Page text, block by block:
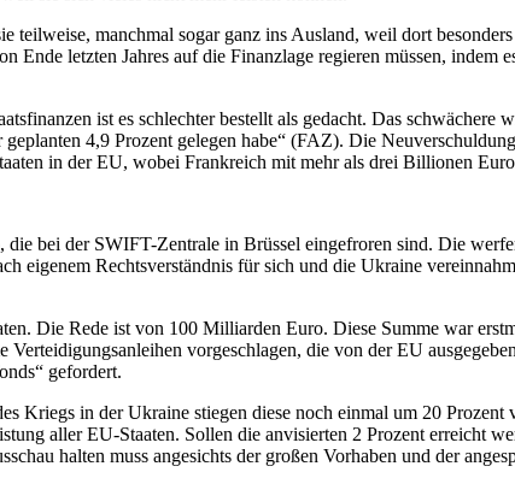
manchmal sogar ganz ins Ausland, weil dort
letzten Jahres auf die Finanzlage regieren müssen, indem
ist es schlechter bestellt als gedacht. Das schwächere
4,9 Prozent gelegen habe“ (FAZ). Die
in der EU, wobei Frankreich mit mehr als drei Billionen
bei der SWIFT-Zentrale in Brüssel eingefroren sind. Die
eigenem Rechtsverständnis für sich und die Ukraine
Die Rede ist von 100 Milliarden Euro. Diese Summe war
vorgeschlagen, die von der EU
gefordert.
Kriegs in der Ukraine stiegen diese noch einmal um 20
aller EU-Staaten. Sollen die anvisierten 2 Prozent erreicht
halten muss angesichts der großen Vorhaben und der